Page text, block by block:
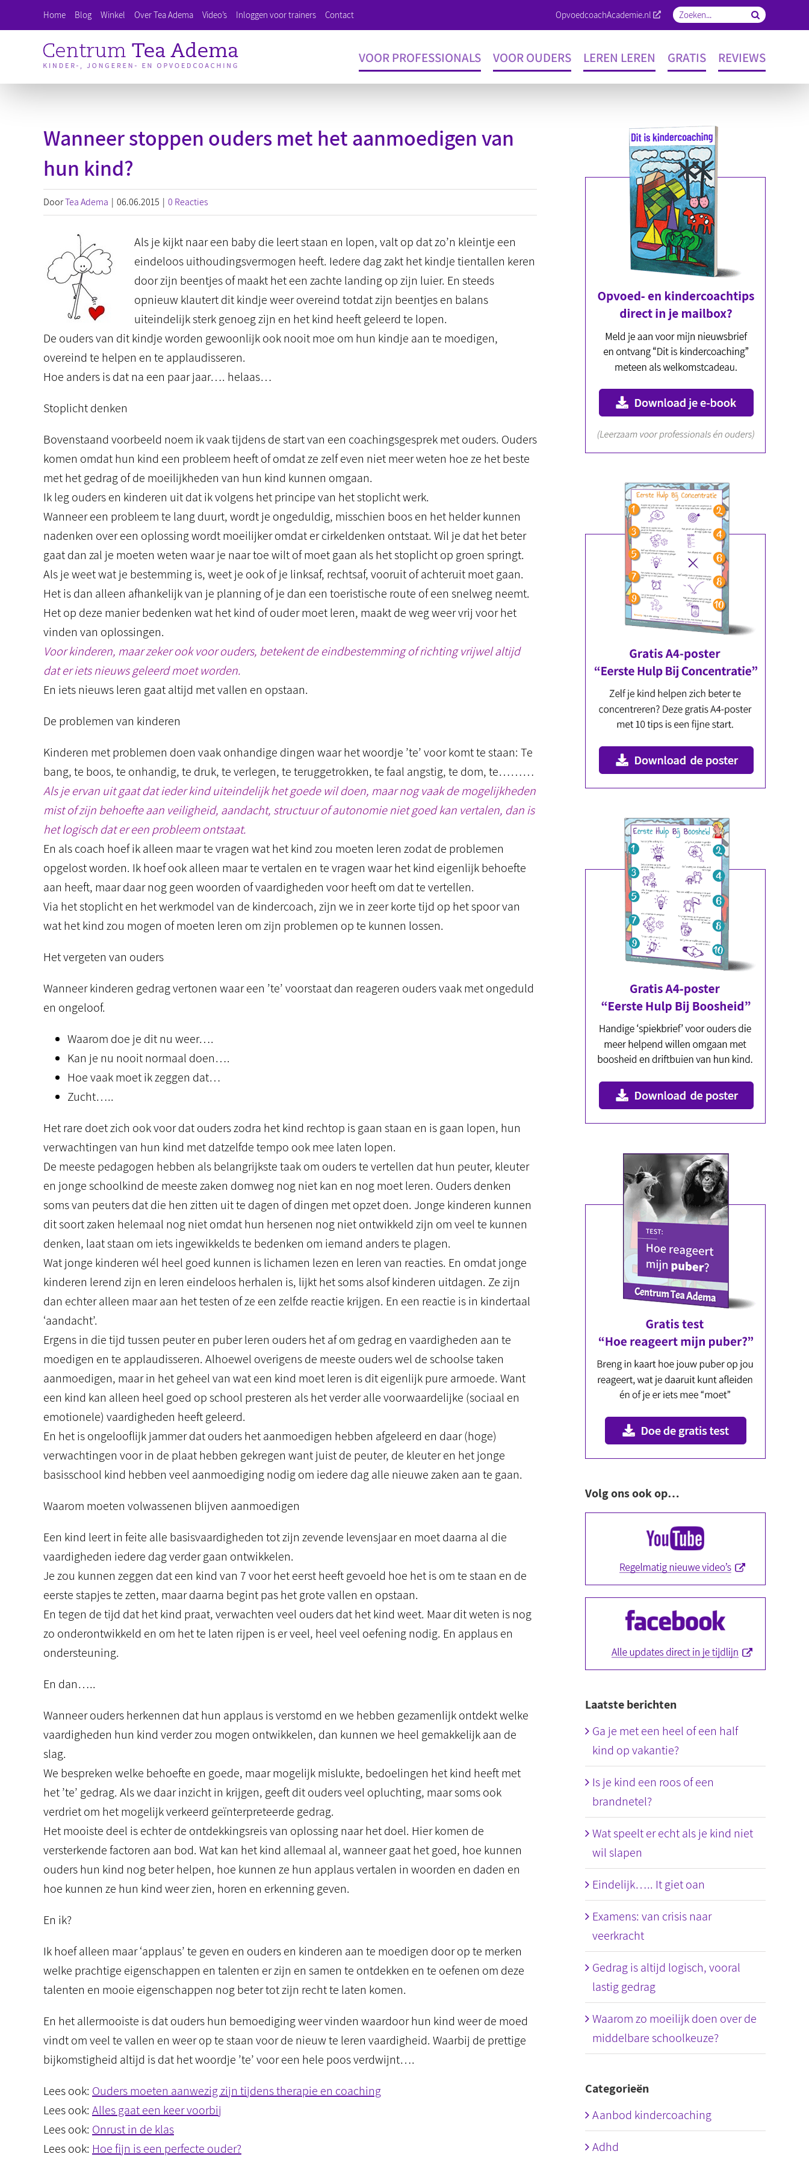
naar
Home Blog Winkel Over Tea Adema Video’s Inloggen voor trainers Contact OpvoedcoachAcademie.nl Zoeken
VOOR PROFESSIONALS VOOR OUDERS LEREN LEREN GRATIS REVIEWS
Wanneer stoppen ouders met het aanmoedigen van
hun kind?
DoorTea Adema | 06.06.2015 | 0 Reacties
Als je kijkt naar een baby die leert staan en lopen, valt op dat zo’n kleintje een
eindeloos uithoudingsvermogen heeft. Iedere dag zakt het kindje tientallen keren
door zijn beentjes of maakt het een zachte landing op zijn luier. En steeds
opnieuw klautert dit kindje weer overeind totdat zijn beentjes en balans
uiteindelijk sterk genoeg zijn en het kind heeft geleerd te lopen.
De ouders van dit kindje worden gewoonlijk ook nooit moe om hun kindje aan te moedigen,
overeind te helpen en te applaudisseren.
Hoe anders is dat na een paar jaar…. helaas…
Stoplicht denken
Bovenstaand voorbeeld noem ik vaak tijdens de start van een coachingsgesprek met ouders. Ouders
komen omdat hun kind een probleem heeft of omdat ze zelf even niet meer weten hoe ze het beste
met het gedrag of de moeilijkheden van hun kind kunnen omgaan.
Ik leg ouders en kinderen uit dat ik volgens het principe van het stoplicht werk.
Wanneer een probleem te lang duurt, wordt je ongeduldig, misschien boos en het helder kunnen
nadenken over een oplossing wordt moeilijker omdat er cirkeldenken ontstaat. Wil je dat het beter
gaat dan zal je moeten weten waar je naar toe wilt of moet gaan als het stoplicht op groen springt.
Als je weet wat je bestemming is, weet je ook of je linksaf, rechtsaf, vooruit of achteruit moet gaan.
Het is dan alleen afhankelijk van je planning of je dan een toeristische route of een snelweg neemt.
Het op deze manier bedenken wat het kind of ouder moet leren, maakt de weg weer vrij voor het
vinden van oplossingen.
Voor kinderen, maar zeker ook voor ouders, betekent de eindbestemming of richting vrijwel altijd
dat er iets nieuws geleerd moet worden.
En iets nieuws leren gaat altijd met vallen en opstaan.
De problemen van kinderen
Kinderen met problemen doen vaak onhandige dingen waar het woordje ’te’ voor komt te staan: Te
bang, te boos, te onhandig, te druk, te verlegen, te teruggetrokken, te faal angstig, te dom, te………
Als je ervan uit gaat dat ieder kind uiteindelijk het goede wil doen, maar nog vaak de mogelijkheden
mist of zijn behoefte aan veiligheid, aandacht, structuur of autonomie niet goed kan vertalen, dan is
het logisch dat er een probleem ontstaat.
En als coach hoef ik alleen maar te vragen wat het kind zou moeten leren zodat de problemen
opgelost worden. Ik hoef ook alleen maar te vertalen en te vragen waar het kind eigenlijk behoefte
aan heeft, maar daar nog geen woorden of vaardigheden voor heeft om dat te vertellen.
Via het stoplicht en het werkmodel van de kindercoach, zijn we in zeer korte tijd op het spoor van
wat het kind zou mogen of moeten leren om zijn problemen op te kunnen lossen.
Het vergeten van ouders
Wanneer kinderen gedrag vertonen waar een ’te’ voorstaat dan reageren ouders vaak met ongeduld
en ongeloof.
Waarom doe je dit nu weer….
Kan je nu nooit normaal doen….
Hoe vaak moet ik zeggen dat…
Zucht…..
Het rare doet zich ook voor dat ouders zodra het kind rechtop is gaan staan en is gaan lopen, hun
verwachtingen van hun kind met datzelfde tempo ook mee laten lopen.
De meeste pedagogen hebben als belangrijkste taak om ouders te vertellen dat hun peuter, kleuter
en jonge schoolkind de meeste zaken domweg nog niet kan en nog moet leren. Ouders denken
soms van peuters dat die hen zitten uit te dagen of dingen met opzet doen. Jonge kinderen kunnen
dit soort zaken helemaal nog niet omdat hun hersenen nog niet ontwikkeld zijn om veel te kunnen
denken, laat staan om iets ingewikkelds te bedenken om iemand anders te plagen.
Wat jonge kinderen wél heel goed kunnen is lichamen lezen en leren van reacties. En omdat jonge
kinderen lerend zijn en leren eindeloos herhalen is, lijkt het soms alsof kinderen uitdagen. Ze zijn
dan echter alleen maar aan het testen of ze een zelfde reactie krijgen. En een reactie is in kindertaal
‘aandacht’.
Ergens in die tijd tussen peuter en puber leren ouders het af om gedrag en vaardigheden aan te
moedigen en te applaudisseren. Alhoewel overigens de meeste ouders wel de schoolse taken
aanmoedigen, maar in het geheel van wat een kind moet leren is dit eigenlijk pure armoede. Want
een kind kan alleen heel goed op school presteren als het verder alle voorwaardelijke (sociaal en
emotionele) vaardigheden heeft geleerd.
En het is ongelooflijk jammer dat ouders het aanmoedigen hebben afgeleerd en daar (hoge)
verwachtingen voor in de plaat hebben gekregen want juist de peuter, de kleuter en het jonge
basisschool kind hebben veel aanmoediging nodig om iedere dag alle nieuwe zaken aan te gaan.
Waarom moeten volwassenen blijven aanmoedigen
Een kind leert in feite alle basisvaardigheden tot zijn zevende levensjaar en moet daarna al die
vaardigheden iedere dag verder gaan ontwikkelen.
Je zou kunnen zeggen dat een kind van 7 voor het eerst heeft gevoeld hoe het is om te staan en de
eerste stapjes te zetten, maar daarna begint pas het grote vallen en opstaan.
En tegen de tijd dat het kind praat, verwachten veel ouders dat het kind weet. Maar dit weten is nog
zo onderontwikkeld en om het te laten rijpen is er veel, heel veel oefening nodig. En applaus en
ondersteuning.
En dan…..
Wanneer ouders herkennen dat hun applaus is verstomd en we hebben gezamenlijk ontdekt welke
vaardigheden hun kind verder zou mogen ontwikkelen, dan kunnen we heel gemakkelijk aan de
slag.
We bespreken welke behoefte en goede, maar mogelijk mislukte, bedoelingen het kind heeft met
het ’te’ gedrag. Als we daar inzicht in krijgen, geeft dit ouders veel opluchting, maar soms ook
verdriet om het mogelijk verkeerd geïnterpreteerde gedrag.
Het mooiste deel is echter de ontdekkingsreis van oplossing naar het doel. Hier komen de
versterkende factoren aan bod. Wat kan het kind allemaal al, wanneer gaat het goed, hoe kunnen
ouders hun kind nog beter helpen, hoe kunnen ze hun applaus vertalen in woorden en daden en
hoe kunnen ze hun kind weer zien, horen en erkenning geven.
En ik?
Ik hoef alleen maar ‘applaus’ te geven en ouders en kinderen aan te moedigen door op te merken
welke prachtige eigenschappen en talenten er zijn en samen te ontdekken en te oefenen om deze
talenten en mooie eigenschappen nog beter tot zijn recht te laten komen.
En het allermooiste is dat ouders hun bemoediging weer vinden waardoor hun kind weer de moed
vindt om veel te vallen en weer op te staan voor de nieuw te leren vaardigheid. Waarbij de prettige
bijkomstigheid altijd is dat het woordje ’te’ voor een hele poos verdwijnt….
Lees ook: Ouders moeten aanwezig zijn tijdens therapie en coaching
Lees ook: Alles gaat een keer voorbij
Lees ook: Onrust in de klas
Lees ook: Hoe fijn is een perfecte ouder?
Volg ons ook op…
Laatste berichten
Ga je met een heel of een half
kind op vakantie?
Is je kind een roos of een
brandnetel?
Wat speelt er echt als je kind niet
wil slapen
Eindelijk….. It giet oan
Examens: van crisis naar
veerkracht
Gedrag is altijd logisch, vooral
lastig gedrag
Waarom zo moeilijk doen over de
middelbare schoolkeuze?
Categorieën
Aanbod kindercoaching
Adhd